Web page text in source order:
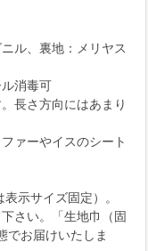
ル、裏地：メリヤス
消毒可
長さ方向にはあまり
ァーやイスのシート
示サイズ固定）。
さい。「生地巾（固
でお届けいたしま